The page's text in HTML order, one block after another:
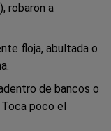
robaron a
floja, abultada o
de bancos o
poco el